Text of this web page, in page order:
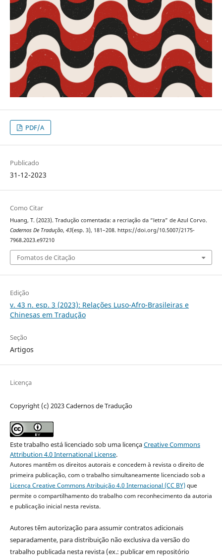
PDF/A
Publicado
31-12-2023
Como Citar
Huang, T. (2023). Tradução comentada: a recriação da “letra” de Azul Corvo.
Cadernos De Tradução, 43(esp. 3), 181–208. https://doi.org/10.5007/2175-
7968.2023.e97210
Fomatos de Citação
Edição
v. 43 n. esp. 3 (2023): Relações Luso-Afro-Brasileiras e
Chinesas em Tradução
Seção
Artigos
Licença
Copyright (c) 2023 Cadernos de Tradução
Este trabalho está licenciado sob uma licençaCreative Commons
Attribution 4.0 International License.
Autores mantêm os direitos autorais e concedem à revista o direito de
primeira publicação, com o trabalho simultaneamente licenciado sob a
Licença Creative Commons Atribuição 4.0 Internacional (CC BY)que
permite o compartilhamento do trabalho com reconhecimento da autoria
e publicação inicial nesta revista.
Autores têm autorização para assumir contratos adicionais
separadamente, para distribuição não exclusiva da versão do
trabalho publicada nesta revista (ex.: publicar em repositório